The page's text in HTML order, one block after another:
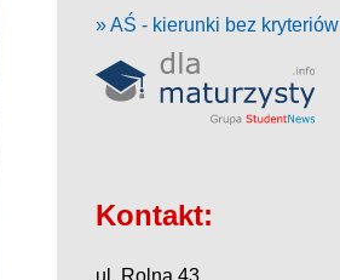
» AŚ - kierunki bez kryteriów
Kontakt:
ul. Rolna 43